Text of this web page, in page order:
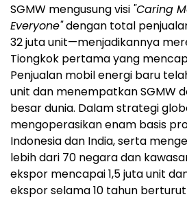
SGMW mengusung visi "Caring
Everyone"dengan total
32 juta unit—menjadikannya
Tiongkok pertama yang
Penjualan mobil energi baru
unit dan menempatkan SGMW
besar dunia. Dalam strategi
mengoperasikan enam basis
Indonesia dan India, serta
lebih dari 70 negara dan
ekspor mencapai 1,5 juta unit
ekspor selama 10 tahun